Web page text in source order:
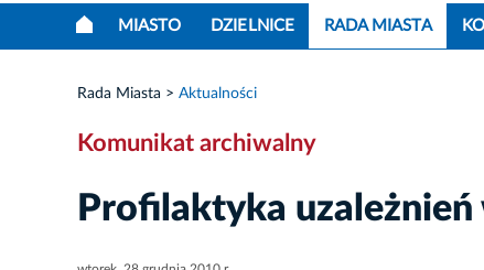
MIASTO DZIELNICE RADA MIASTA
Rada Miasta Aktualności
Komunikat archiwalny
Profilaktyka uzależnień